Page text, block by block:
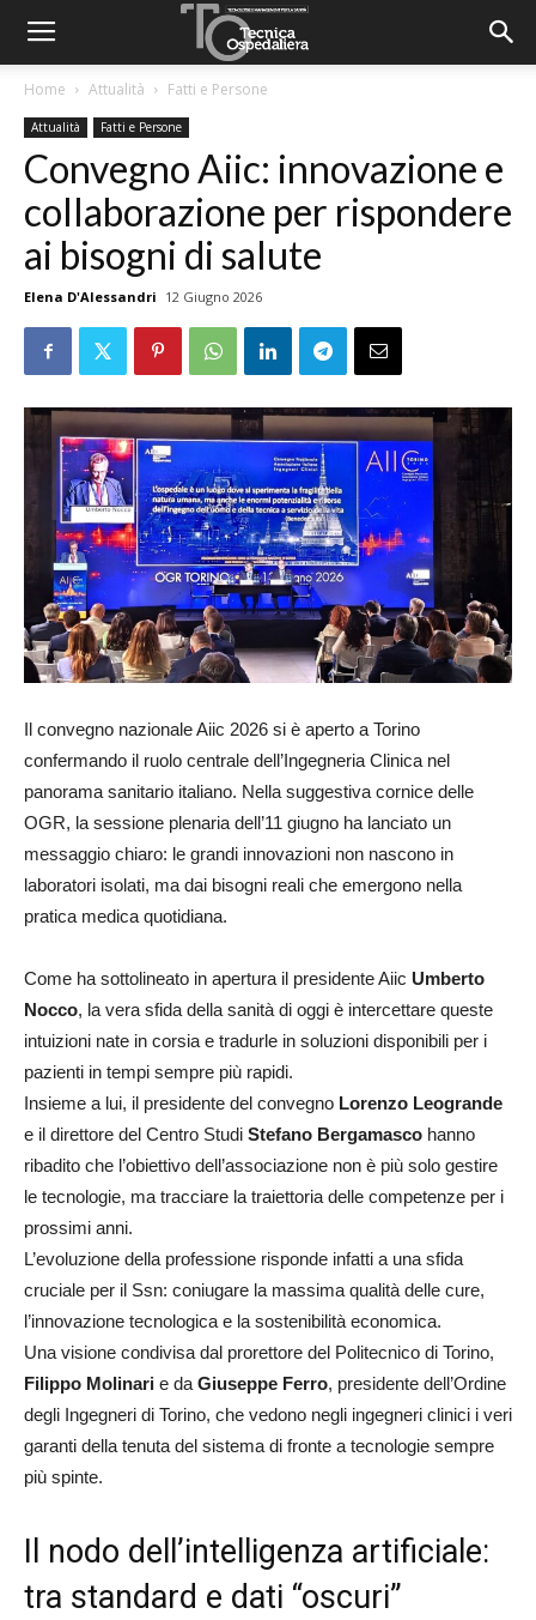
Home Attualità Fatti e Persone
Attualità Fatti e Persone
Convegno Aiic: innovazione e
collaborazione per rispondere
ai bisogni di salute
Elena D'Alessandri 12 Giugno 2026
Il convegno nazionale Aiic 2026 si è aperto a Torino
confermando il ruolo centrale dell’Ingegneria Clinica nel
panorama sanitario italiano. Nella suggestiva cornice delle
OGR, la sessione plenaria dell’11 giugno ha lanciato un
messaggio chiaro: le grandi innovazioni non nascono in
laboratori isolati, ma dai bisogni reali che emergono nella
pratica medica quotidiana.
Come ha sottolineato in apertura il presidente Aiic Umberto
Nocco, la vera sfida della sanità di oggi è intercettare queste
intuizioni nate in corsia e tradurle in soluzioni disponibili per i
pazienti in tempi sempre più rapidi.
Insieme a lui, il presidente del convegno Lorenzo Leogrande
e il direttore del Centro Studi Stefano Bergamasco hanno
ribadito che l’obiettivo dell’associazione non è più solo gestire
le tecnologie, ma tracciare la traiettoria delle competenze per i
prossimi anni.
L’evoluzione della professione risponde infatti a una sfida
cruciale per il Ssn: coniugare la massima qualità delle cure,
l’innovazione tecnologica e la sostenibilità economica.
Una visione condivisa dal prorettore del Politecnico di Torino,
Filippo Molinari e da Giuseppe Ferro, presidente dell’Ordine
degli Ingegneri di Torino, che vedono negli ingegneri clinici i veri
garanti della tenuta del sistema di fronte a tecnologie sempre
più spinte.
Il nodo dell’intelligenza artificiale:
tra standard e dati “oscuri”